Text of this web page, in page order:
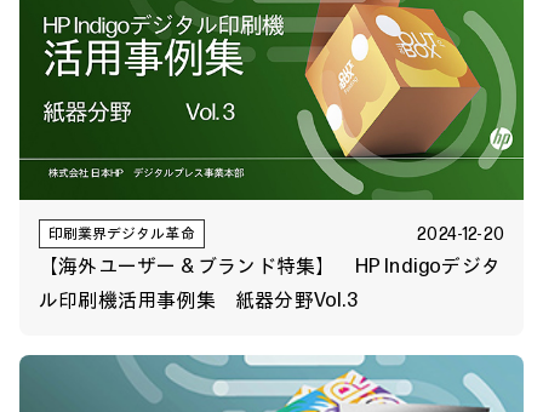
印刷業界デジタル革命 2024-12-20
【海外ユーザー & ブランド特集】 HP Indigoデジタ
ル印刷機活用事例集 紙器分野Vol.3